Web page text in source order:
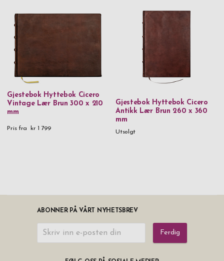
Gjestebok Hyttebok Cicero
Vintage Lær Brun 300 x 210
mm
Pris fra kr 1 799
Gjestebok Hyttebok Cicero
Antikk Lær Brun 260 x 360
mm
Utsolgt
ABONNER PÅ VÅRT NYHETSBREV
Ferdig